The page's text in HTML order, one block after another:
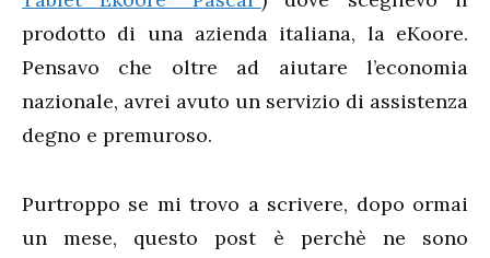
prodotto di una azienda italiana, la eKoore.
Pensavo che oltre ad aiutare l’economia
nazionale, avrei avuto un servizio di assistenza
degno e premuroso.
Purtroppo se mi trovo a scrivere, dopo ormai
un mese, questo post è perchè ne sono